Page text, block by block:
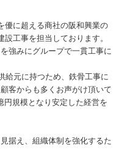
優に超える商社の阪和興業の
工事を担当しております。
強みにグループで一貫工事に
給元に持つため、鉄骨工事に
客からも多くお声がけ頂いて
円規模となり安定した経営を
据え、組織体制を強化するた